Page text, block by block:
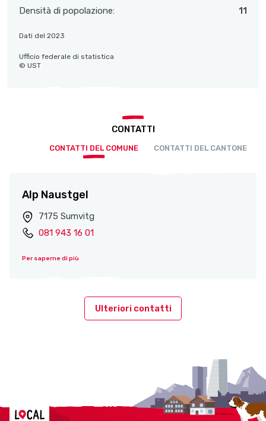
Densità di popolazione:
11
Dati del 2023
Ufficio federale di statistica
© UST
CONTATTI
CONTATTI DEL COMUNE CONTATTI DEL CANTONE
Alp Naustgel
7175 Sumvitg
081 943 16 01
Per saperne di più
Ulteriori contatti
Localcities